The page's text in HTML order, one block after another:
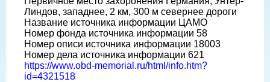
Линдов, западнее, 2 км, 300 м севернее дороги
Название источника информации ЦАМО
Номер фонда источника информации 58
Номер описи источника информации 18003
Номер дела источника информации 621
https://www.obd-memorial.ru/html/info.htm?
id=4321518